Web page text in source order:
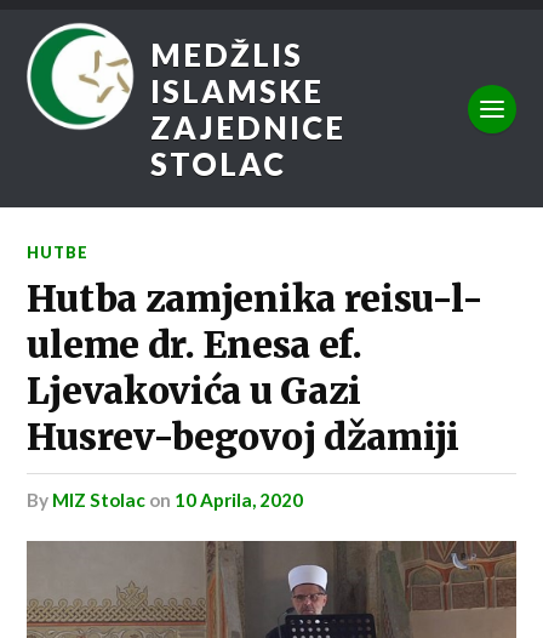
MEDŽLIS
ISLAMSKE
ZAJEDNICE
STOLAC
HUTBE
Hutba zamjenika reisu-l-
uleme dr. Enesa ef.
Ljevakovića u Gazi
Husrev-begovoj džamiji
by MIZ Stolac on 10 Aprila, 2020